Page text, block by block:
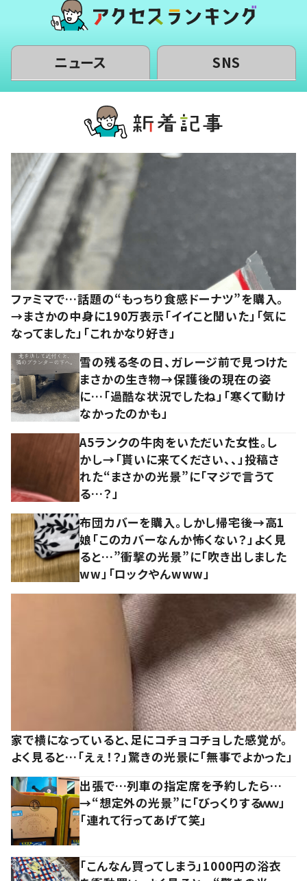
ニュース SNS
ファミマで…話題の“もっちり食感ドーナツ”を購入。
→まさかの中身に190万表示「イイこと聞いた」「気に
なってました」「これかなり好き」
雪の残る冬の日、ガレージ前で見つけた
まさかの生き物→保護後の現在の姿
に…「過酷な状況でしたね」「寒くて動け
なかったのかも」
A5ランクの牛肉をいただいた女性。し
かし→「貰いに来てください、、」投稿さ
れた“まさかの光景”に「マジで言うて
る…？」
布団カバーを購入。しかし帰宅後→高1
娘「このカバーなんか怖くない？」よく見
ると…”衝撃の光景”に「吹き出しました
ww」「ロックやんwww」
家で横になっていると、足にコチョコチョした感覚が。
よく見ると…「えぇ！？」驚きの光景に「無事でよかった」
出張で…列車の指定席を予約したら…
→“想定外の光景”に「びっくりするｗｗ」
「連れて行ってあげて笑」
「こんなん買ってしまう」1000円の浴衣